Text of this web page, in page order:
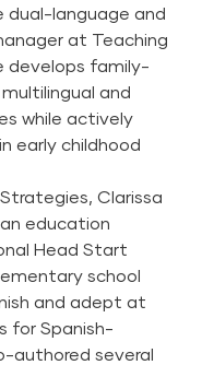
dual-language and
at Teaching
develops family-
and
while actively
early childhood
Clarissa
education
Head Start
school
and adept at
for Spanish-
authored several